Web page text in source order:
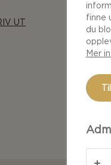
UT
finne
du
Mer